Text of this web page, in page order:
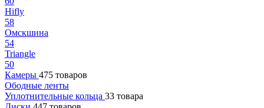
Hifly
58
Омскшина
54
Triangle
50
Камеры 475 товаров
Ободные ленты
Уплотнительные кольца 33 товара